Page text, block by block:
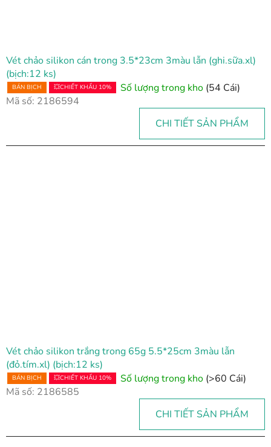
Vét chảo silikon cán trong 3.5*23cm 3màu lẫn (ghi.sữa.xl)
(bịch:12 ks)
BÁN BỊCH 💥CHIẾT KHẤU 10% Số lượng trong kho (54 Cái)
Mã số: 2186594
CHI TIẾT SẢN PHẨM
Vét chảo silikon trắng trong 65g 5.5*25cm 3màu lẫn
(đỏ.tím.xl) (bịch:12 ks)
BÁN BỊCH 💥CHIẾT KHẤU 10% Số lượng trong kho (>60 Cái)
Mã số: 2186585
CHI TIẾT SẢN PHẨM